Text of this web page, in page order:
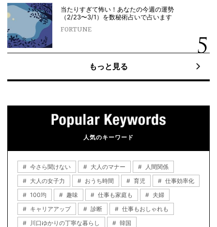
当たりすぎて怖い！あなたの今週の運勢
（2/23〜3/1）を数秘術占いで占います
FORTUNE
もっと見る
人気のキーワード
今さら聞けない 大人のマナー
人間関係
大人の女子力
おうち時間 育児
仕事効率化
100均
趣味 仕事も家庭も
夫婦
キャリアアップ
診断
仕事もおしゃれも
川口ゆかりの丁寧な暮らし
韓国